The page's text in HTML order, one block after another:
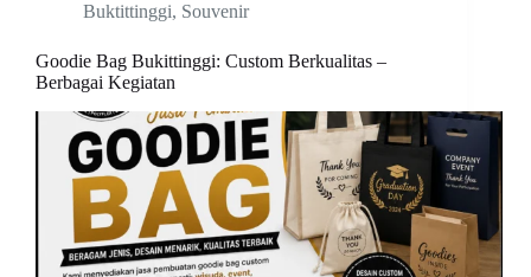
Buktittinggi, Souvenir
Goodie Bag Bukittinggi: Custom Berkualitas –
Berbagai Kegiatan